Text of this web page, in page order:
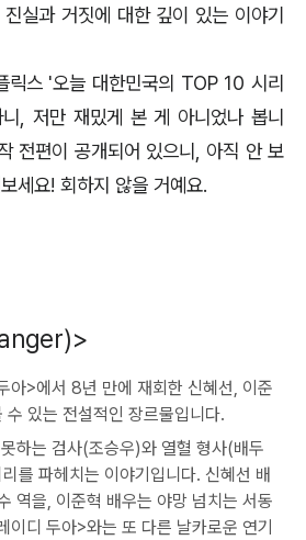
실과 거짓에 대한 깊이 있는 이야기
릭스 '오늘 대한민국의 TOP 10 시리
, 저만 재밌게 본 게 아니었나 봅니
전편이 공개되어 있으니, 아직 안 보
세요! 회하지 않을 거예요.
아>에서 8년 만에 재회한 신혜선, 이준
있는 전설적인 장르물입니다.
하는 검사(조승우)와 열혈 형사(배두
를 파헤치는 이야기입니다. 신혜선 배
역을, 이준혁 배우는 야망 넘치는 서동
이디 두아>와는 또 다른 날카로운 연기